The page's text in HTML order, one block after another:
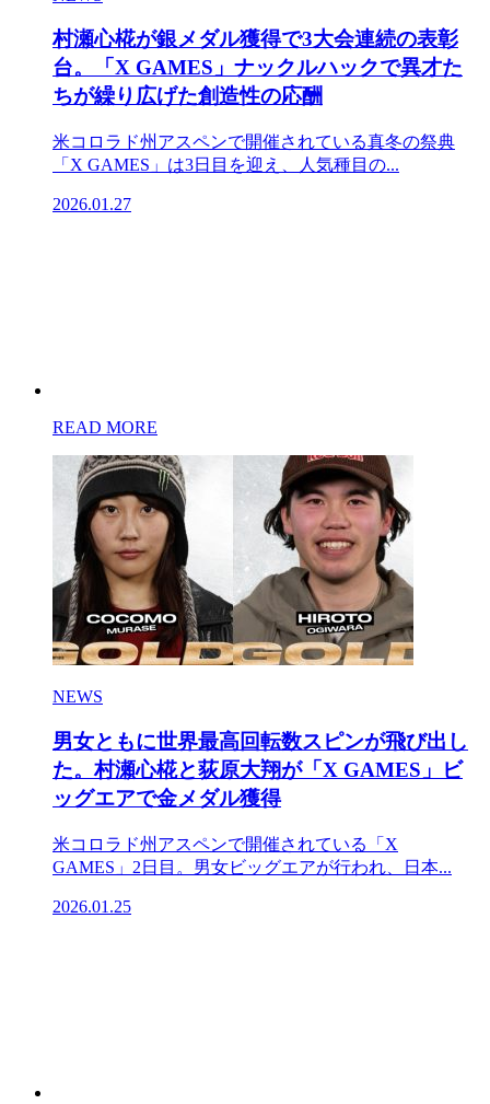
村瀬心椛が銀メダル獲得で3大会連続の表彰
台。「X GAMES」ナックルハックで異才た
ちが繰り広げた創造性の応酬
米コロラド州アスペンで開催されている真冬の祭典
「X GAMES」は3日目を迎え、人気種目の...
2026.01.27
READ MORE
NEWS
男女ともに世界最高回転数スピンが飛び出し
た。村瀬心椛と荻原大翔が「X GAMES」ビ
ッグエアで金メダル獲得
米コロラド州アスペンで開催されている「X
GAMES」2日目。男女ビッグエアが行われ、日本...
2026.01.25